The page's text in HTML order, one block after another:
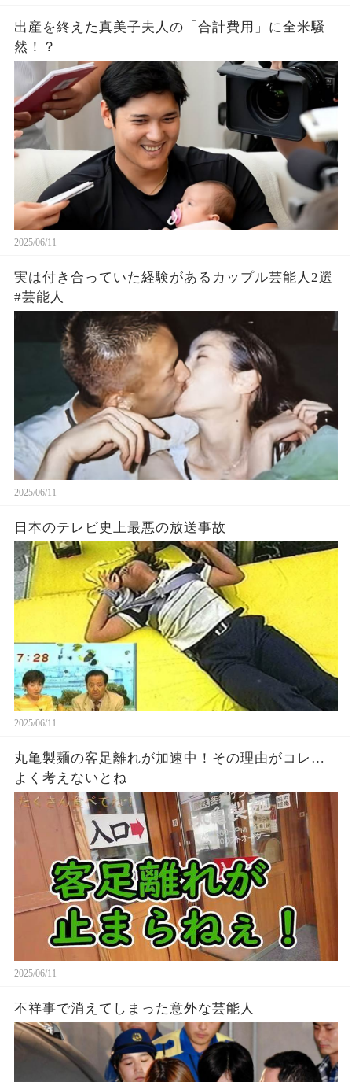
出産を終えた真美子夫人の「合計費用」に全米騒
然！？
2025/06/11
実は付き合っていた経験があるカップル芸能人2選
#芸能人
2025/06/11
日本のテレビ史上最悪の放送事故
2025/06/11
丸亀製麺の客足離れが加速中！その理由がコレ…
よく考えないとね
2025/06/11
不祥事で消えてしまった意外な芸能人